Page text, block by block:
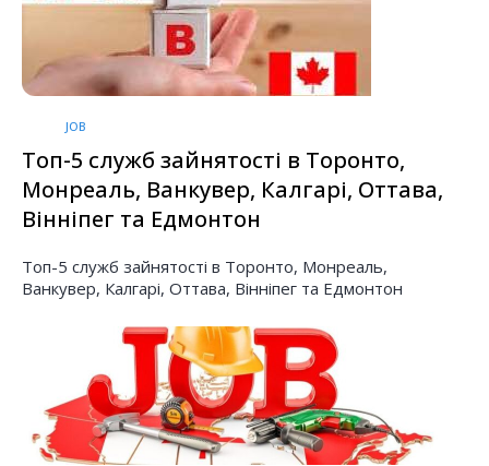
JOB
Топ-5 служб зайнятості в Торонто,
Монреаль, Ванкувер, Калгарі, Оттава,
Вінніпег та Едмонтон
Топ-5 служб зайнятості в Торонто, Монреаль,
Ванкувер, Калгарі, Оттава, Вінніпег та Едмонтон